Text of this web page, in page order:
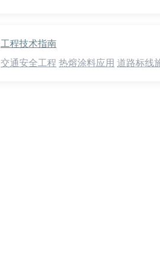
工程技术指南
交通安全工程 热熔涂料应用 道路标线